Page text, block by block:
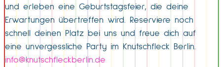
und erleben eine Geburtstagsfeier, die deine
Erwartungen übertreffen wird. Reserviere noch
schnell deinen Platz bei uns und freue dich auf
eine unvergessliche Party im Knutschfleck Berlin.
info@knutschfleckberlin.de